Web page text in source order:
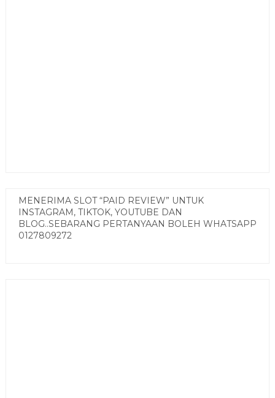
MENERIMA SLOT “PAID REVIEW” UNTUK
INSTAGRAM, TIKTOK, YOUTUBE DAN
BLOG..SEBARANG PERTANYAAN BOLEH WHATSAPP
0127809272